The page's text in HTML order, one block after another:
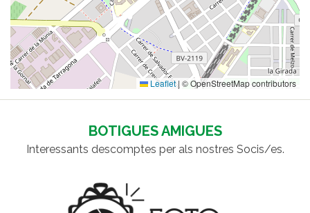
Leaflet| © OpenStreetMap contributors
BOTIGUES AMIGUES
Interessants descomptes per als nostres Socis/es.